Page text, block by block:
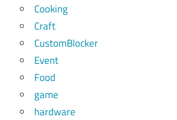
Cooking
Craft
CustomBlocker
Event
Food
game
hardware